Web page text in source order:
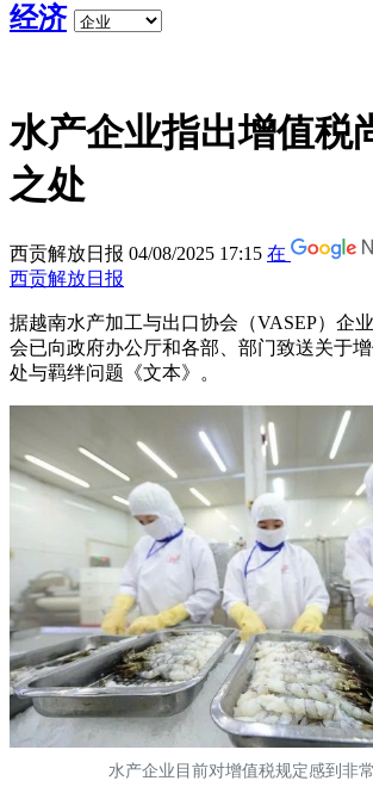
经济
水产企业指出增值税
之处
西贡解放日报 04/08/2025 17:15 在
西贡解放日报
据越南水产加工与出口协会（VASEP）企
会已向政府办公厅和各部、部门致送关于
处与羁绊问题《文本》。
水产企业目前对增值税规定感到非常